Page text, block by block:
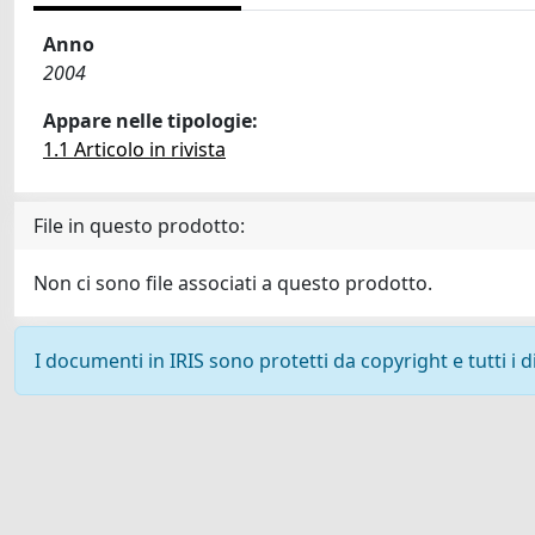
Anno
2004
Appare nelle tipologie:
1.1 Articolo in rivista
File in questo prodotto:
Non ci sono file associati a questo prodotto.
I documenti in IRIS sono protetti da copyright e tutti i